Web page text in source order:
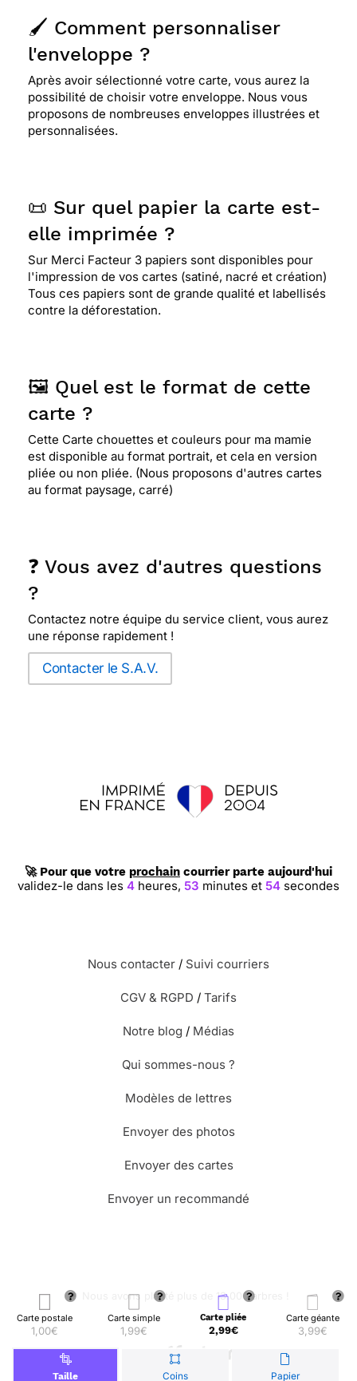
Carte postale
1,00€
Carte simple
1,99€
Carte pliée
2,99€
Carte géante
3,99€
Taille Coins Papier
🖌️ Comment personnaliser
l'enveloppe ?
Après avoir sélectionné votre carte, vous aurez la
possibilité de choisir votre enveloppe. Nous vous
proposons de nombreuses enveloppes illustrées et
personnalisées.
📜 Sur quel papier la carte est-
elle imprimée ?
Sur Merci Facteur 3 papiers sont disponibles pour
l'impression de vos cartes (satiné, nacré et création)
Tous ces papiers sont de grande qualité et labellisés
contre la déforestation.
🖼️ Quel est le format de cette
carte ?
Cette Carte chouettes et couleurs pour ma mamie
est disponible au format portrait, et cela en version
pliée ou non pliée. (Nous proposons d'autres cartes
au format paysage, carré)
❓ Vous avez d'autres questions
?
Contactez notre équipe du service client, vous aurez
une réponse rapidement !
Contacter le S.A.V.
🚀 Pour que votre prochain courrier parte aujourd'hui
validez-le dans les 4 heures, 53 minutes et 53 secondes
Nous contacter / Suivi courriers
CGV & RGPD / Tarifs
Notre blog / Médias
Qui sommes-nous ?
Modèles de lettres
Envoyer des photos
Envoyer des cartes
Envoyer un recommandé
🌳 Nous avons planté plus de 13.000 arbres !
© Merci Facteur